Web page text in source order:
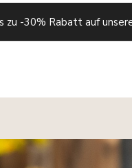
zu -30% Rabatt auf